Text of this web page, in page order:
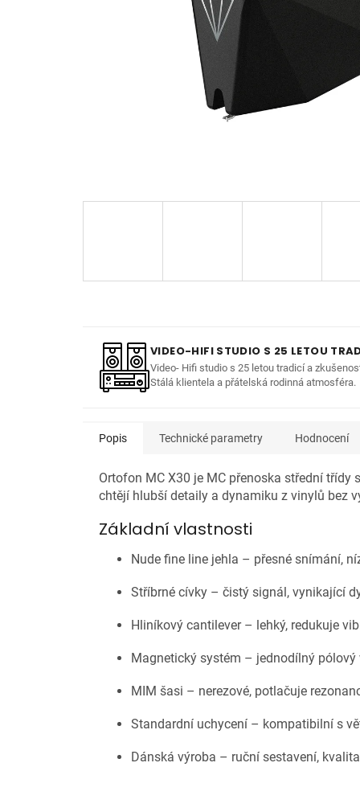
VIDEO-HIFI STUDIO S 25 LETOU
Video- Hifi studio s 25 letou tradicí a
Stálá klientela a přátelská rodinná atmosféra.
Popis Technické parametry Hodnocení
Ortofon MC X30 je MC přenoska střední
chtějí hlubší detaily a dynamiku z vinylů bez
Základní vlastnosti
Nude fine line jehla – přesné snímání,
Stříbrné cívky – čistý signál, vynikající
Hliníkový cantilever – lehký, redukuje
Magnetický systém – jednodílný pólový
MIM šasi – nerezové, potlačuje
Standardní uchycení – kompatibilní s
Dánská výroba – ruční sestavení, kvalita